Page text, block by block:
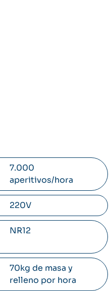
7.000
aperitivos/hora
220V
NR12
70kg de masa y
relleno por hora